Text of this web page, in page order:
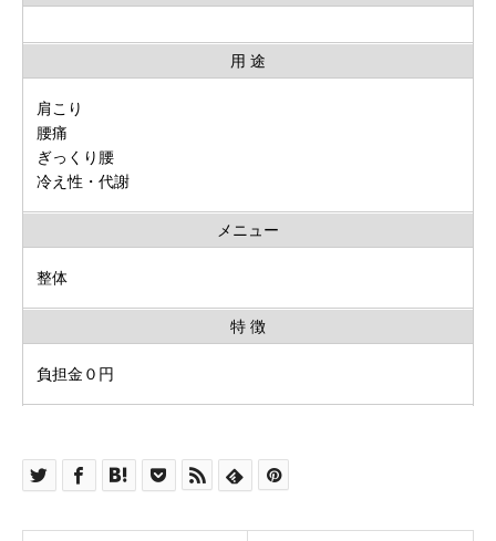
用 途
肩こり
腰痛
ぎっくり腰
冷え性・代謝
メニュー
整体
特 徴
負担金０円